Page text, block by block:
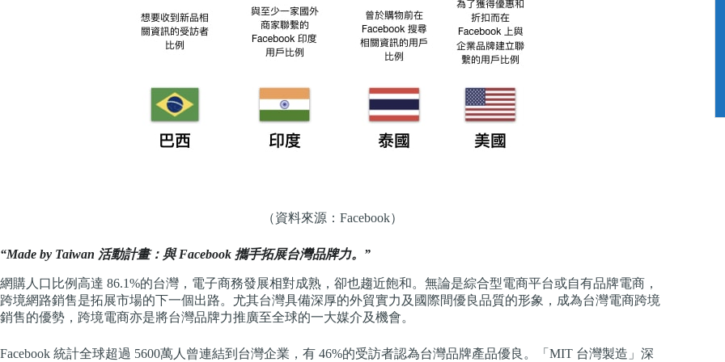
（資料來源：Facebook）
“Made by Taiwan 活動計畫：與 Facebook 攜手拓展台灣品牌力。”
網購人口比例高達 86.1%的台灣，電子商務發展相對成熟，卻也趨近飽和。無論是綜合型電商平台或自有品牌電商，
跨境網路銷售是拓展市場的下一個出路。尤其台灣具備深厚的外貿實力及國際間優良品質的形象，成為台灣電商跨境
銷售的優勢，跨境電商亦是將台灣品牌力推廣至全球的一大媒介及機會。
Facebook 統計全球超過 5600萬人曾連結到台灣企業，有 46%的受訪者認為台灣品牌產品優良。「MIT 台灣製造」深